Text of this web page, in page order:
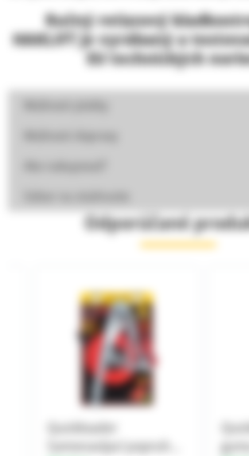
Ručný reťazový
HAKLIFT je vyrábaný a
EU technických
Odporúčané
Quickloader
Samonavíjací popruh
guma